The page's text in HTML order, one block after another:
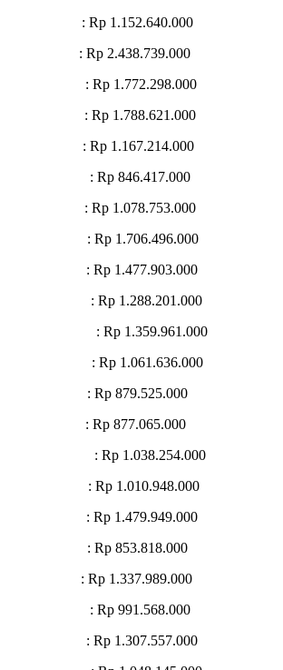
: Rp 1.152.640.000
: Rp 2.438.739.000
Rp 1.772.298.000
: Rp 1.788.621.000
: Rp 1.167.214.000
: Rp 846.417.000
: Rp 1.078.753.000
: Rp 1.706.496.000
: Rp 1.477.903.000
: Rp 1.288.201.000
: Rp 1.359.961.000
: Rp 1.061.636.000
: Rp 879.525.000
: Rp 877.065.000
: Rp 1.038.254.000
: Rp 1.010.948.000
: Rp 1.479.949.000
: Rp 853.818.000
: Rp 1.337.989.000
: Rp 991.568.000
: Rp 1.307.557.000